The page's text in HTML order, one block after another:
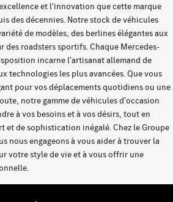
et l'innovation que cette marque
des décennies. Notre stock de véhicules
de modèles, des berlines élégantes aux
des roadsters sportifs. Chaque Mercedes-
incarne l'artisanat allemand de
technologies les plus avancées. Que vous
pour vos déplacements quotidiens ou une
notre gamme de véhicules d'occasion
à vos besoins et à vos désirs, tout en
de sophistication inégalé. Chez le Groupe
nous engageons à vous aider à trouver la
votre style de vie et à vous offrir une